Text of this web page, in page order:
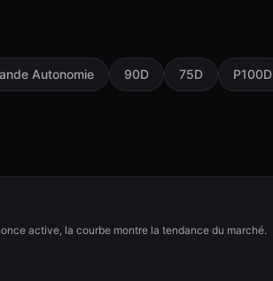
Autonomie 90D 75D P100D
active, la courbe montre la tendance du marché.